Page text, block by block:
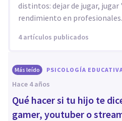
distintos: dejar de jugar,
rendimiento en profesionales.
4 artículos publicados
Más leído PSICOLOGÍA
hace 4 años
Qué hacer si tu hijo te
gamer, youtuber o